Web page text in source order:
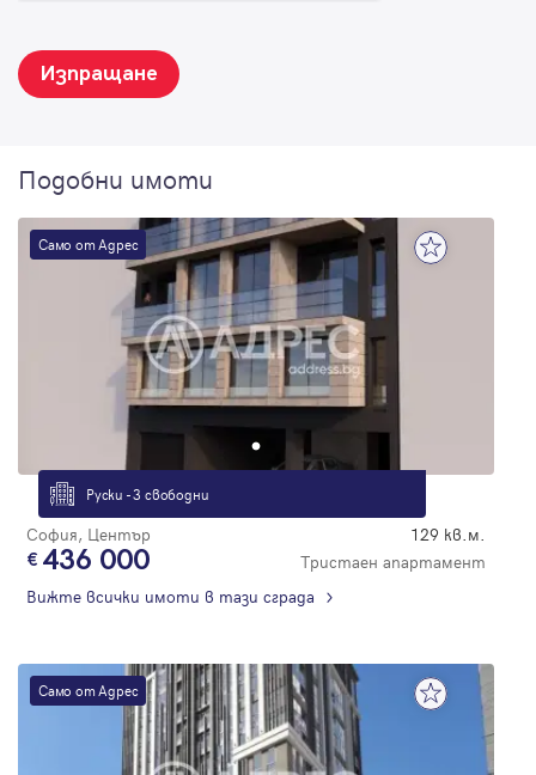
Изпращане
Подобни имоти
Само от Адрес
Руски - 3 свободни
София, Център 129 кв.м.
436 000
Тристаен апартамент
Вижте всички имоти в тази сграда
Само от Адрес